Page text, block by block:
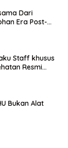
Dari
Era Post-
Staff khusus
Resmi
Bukan Alat